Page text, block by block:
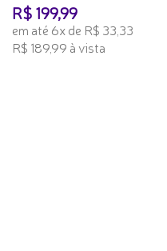
R$ 199,99
em até 6x de R$ 33,33
R$ 189,99 à vista